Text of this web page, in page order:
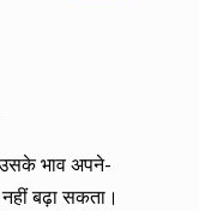
भाव अपने-
बढ़ा सकता।